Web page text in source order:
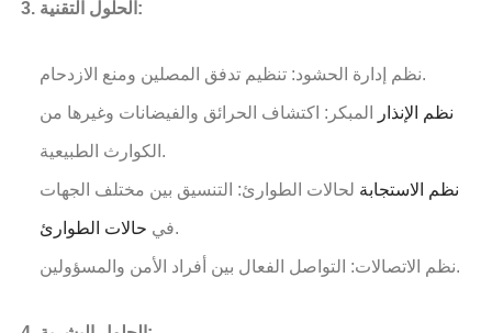
الحلول التقنية:
نظم إدارة الحشود: تنظيم تدفق المصلين ومنع الازدحام.
نظم الإنذار المبكر: اكتشاف الحرائق والفيضانات وغيرها من
الكوارث الطبيعية.
نظم الاستجابة لحالات الطوارئ: التنسيق بين مختلف الجهات
في حالات الطوارئ .
نظم الاتصالات: التواصل الفعال بين أفراد الأمن والمسؤولين.